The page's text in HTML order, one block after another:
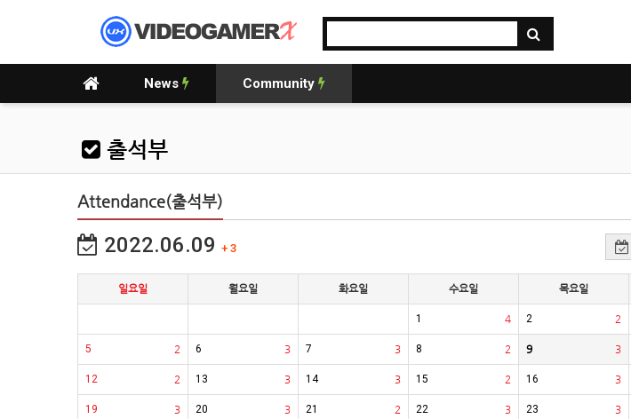
News Community
출석부
Attendance(출석부)
2022.06.09 + 3
일요일 월요일 화요일 수요일 목요일
4
1 2
2
2
5 3
6 3
7 2
8 3
9
2
12 3
13 3
14 2
15 3
16
3
19 3
20 2
21 3
22 3
23